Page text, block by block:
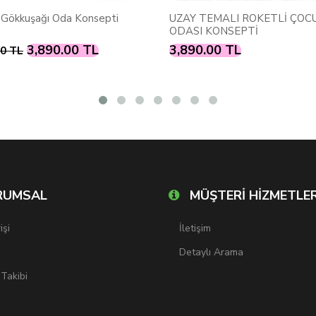
ROKETLİ ÇOCUK
TL
SPİDERMAN SEKSEKLİ
KONSEPTİ
3,890.00 TL
MÜŞTERİ
İletişim
Detaylı Arama